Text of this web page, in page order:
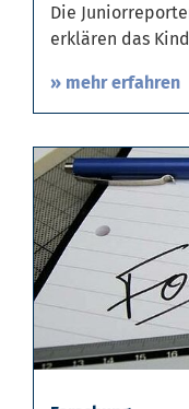
Die
erklären das
» mehr erfahren